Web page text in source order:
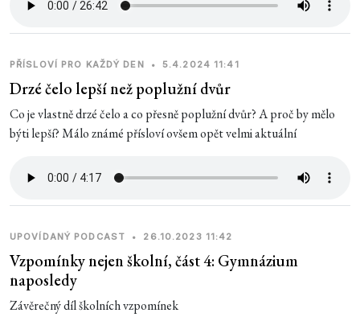
PŘÍSLOVÍ PRO KAŽDÝ DEN • 5.4.2024 11:41
Drzé čelo lepší než poplužní dvůr
Co je vlastně drzé čelo a co přesně poplužní dvůr? A proč by mělo
býti lepší? Málo známé přísloví ovšem opět velmi aktuální
UPOVÍDANÝ PODCAST • 26.10.2023 11:42
Vzpomínky nejen školní, část 4: Gymnázium
naposledy
Závěrečný díl školních vzpomínek